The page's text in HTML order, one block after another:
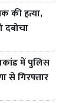
की हत्या,
दबोचा
में पुलिस
से गिरफ्तार